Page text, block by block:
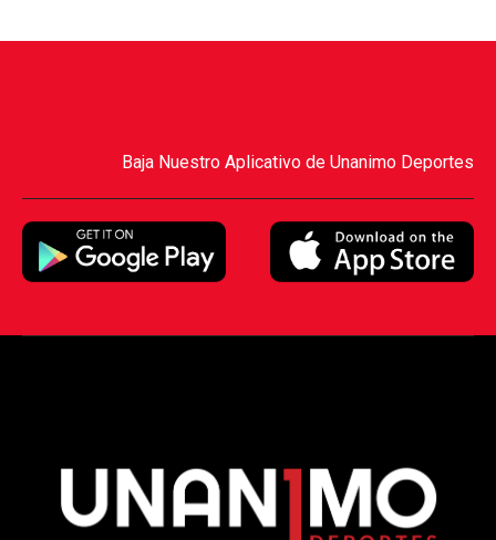
Baja Nuestro Aplicativo de Unanimo Deportes